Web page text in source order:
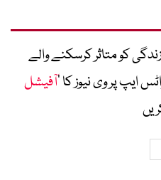
کو متاثر کرسکنے والے
ایپ پر وی نیوز کا ’آفیشل